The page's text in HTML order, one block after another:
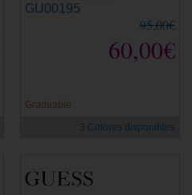
GU00195
95,00€
60,00€
Graduable
3 Colores disponibles